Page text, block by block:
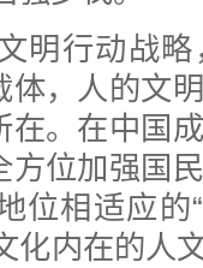
行动战略
，人的文
。在中国
位加强国
位相适应的
化内在的人